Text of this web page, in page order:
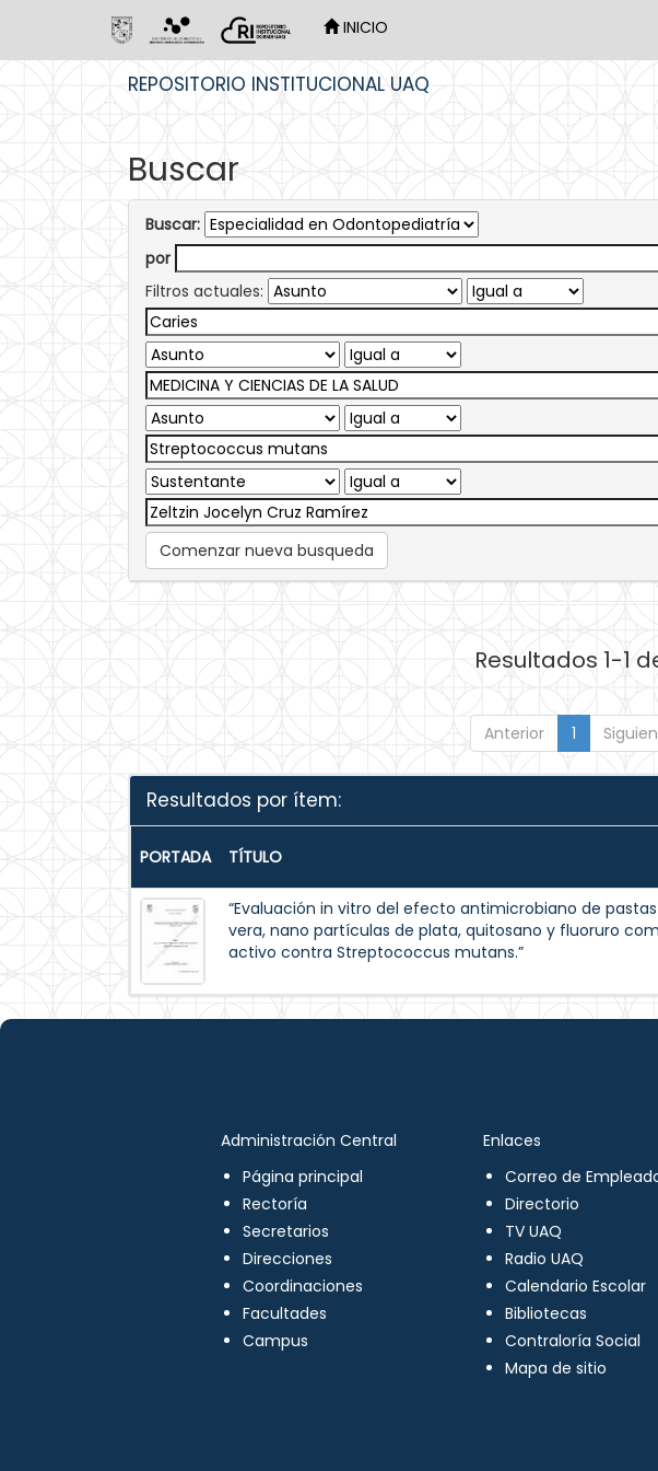
INICIO
REPOSITORIO INSTITUCIONAL UAQ
Buscar
Buscar:
por
Filtros actuales:
Comenzar nueva busqueda
Resultados 1-1
Anterior 1
Resultados por ítem:
PORTADA TÍTULO
“Evaluación in vitro del efecto antimicrobiano de
vera, nano partículas de plata, quitosano y fluoruro
activo contra Streptococcus mutans.”
Administración Central
Página principal
Rectoría
Secretarios
Direcciones
Coordinaciones
Facultades
Campus
Enlaces
Correo de
Directorio
TV UAQ
Radio UAQ
Calendario Escolar
Bibliotecas
Contraloría Social
Mapa de sitio